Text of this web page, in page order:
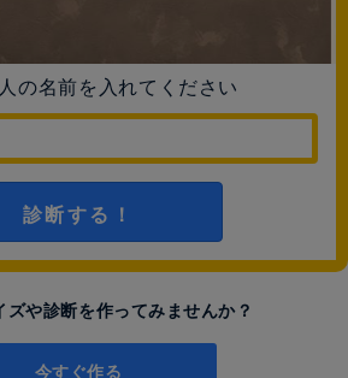
の名前を入れてください
診断する！
ズや診断を作ってみませんか？
今すぐ作る